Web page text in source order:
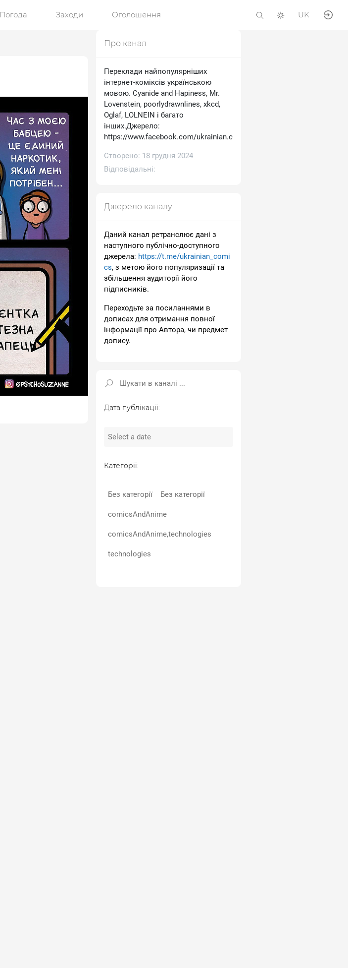
Погода Заходи Оголошення UK
Про канал
Переклади найпопулярніших
інтернет-коміксів українською
мовою. Cyanide and Hapiness, Mr.
Lovenstein, poorlydrawnlines, xkcd,
Oglaf, LOLNEIN і багато
інших.Джерело:
https://www.facebook.com/ukrainian.comics
Створено: 18 грудня 2024
Відповідальні:
Джерело каналу
Даний канал ретранслює дані з
наступного публічно-доступного
джерела: https://t.me/ukrainian_comi
cs, з метою його популяризації та
збільшення аудиторії його
підписників.
Переходьте за посиланнями в
дописах для отримання повної
інформації про Автора, чи предмет
допису.
Дата публікації:
Категорії:
Без категорії Без категорії
comicsAndAnime
comicsAndAnime,technologies
technologies